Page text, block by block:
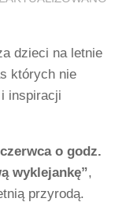
dzieci na letnie
których nie
inspiracji
o godz.
wyklejankę”,
przyrodą.